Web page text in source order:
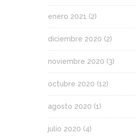
enero 2021 (2)
diciembre 2020 (2)
noviembre 2020 (3)
octubre 2020 (12)
agosto 2020 (1)
julio 2020 (4)